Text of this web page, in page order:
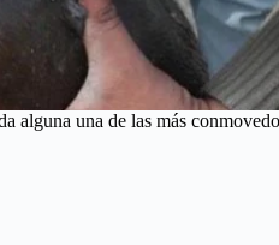
una de las más